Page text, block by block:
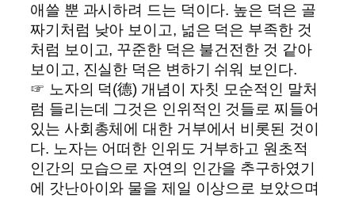
애쓸 뿐 과시하려 드는 덕이다. 높은 덕은 골
짜기처럼 낮아 보이고, 넒은 덕은 부족한 것
처럼 보이고, 꾸준한 덕은 불건전한 것 같아
보이고, 진실한 덕은 변하기 쉬워 보인다.
☞ 노자의 덕(德) 개념이 자칫 모순적인 말처
럼 들리는데 그것은 인위적인 것들로 찌들어
있는 사회총체에 대한 거부에서 비롯된 것이
다. 노자는 어떠한 인위도 거부하고 원초적
인간의 모습으로 자연의 인간을 추구하였기
에 갓난아이와 물을 제일 이상으로 보았으며